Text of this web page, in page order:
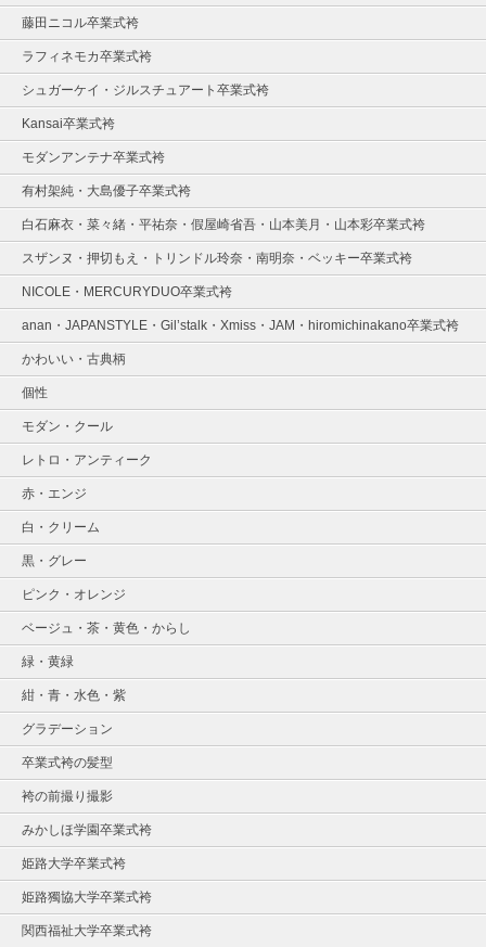
藤田ニコル卒業式袴
ラフィネモカ卒業式袴
シュガーケイ・ジルスチュアート卒業式袴
Kansai卒業式袴
モダンアンテナ卒業式袴
有村架純・大島優子卒業式袴
白石麻衣・菜々緒・平祐奈・假屋崎省吾・山本美月・山本彩卒業式袴
スザンヌ・押切もえ・トリンドル玲奈・南明奈・ベッキー卒業式袴
NICOLE・MERCURYDUO卒業式袴
anan・JAPANSTYLE・Gil’stalk・Xmiss・JAM・hiromichinakano卒業式袴
かわいい・古典柄
個性
モダン・クール
レトロ・アンティーク
赤・エンジ
白・クリーム
黒・グレー
ピンク・オレンジ
ベージュ・茶・黄色・からし
緑・黄緑
紺・青・水色・紫
グラデーション
卒業式袴の髪型
袴の前撮り撮影
みかしほ学園卒業式袴
姫路大学卒業式袴
姫路獨協大学卒業式袴
関西福祉大学卒業式袴